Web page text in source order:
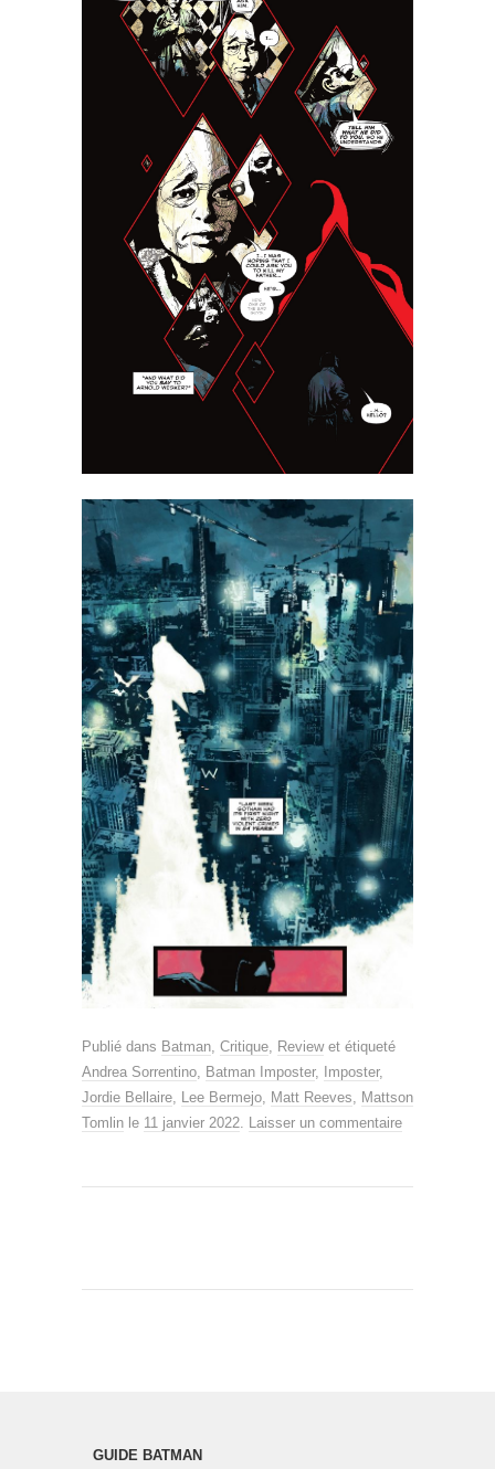
Publié dans Batman, Critique, Reviewet étiqueté
Andrea Sorrentino, Batman Imposter, Imposter,
Jordie Bellaire, Lee Bermejo, Matt Reeves, Mattson
Tomlin le 11 janvier 2022. Laisser un commentaire
GUIDE BATMAN